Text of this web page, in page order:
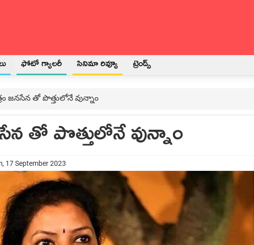
ఫోటో గ్యాలరీ సినిమా రివ్యూ ట్రెండ్స్
జనసేన తో పొత్తులోనే వున్నాం
తో పొత్తులోనే వున్నాం
17 September 2023